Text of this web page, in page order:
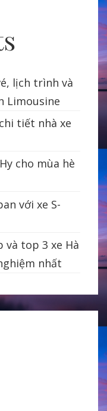
lịch trình và
Limousine
tiết nhà xe
cho mùa hè
với xe S-
và top 3 xe Hà
nhất